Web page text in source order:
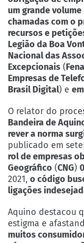
um grande
chamadas com o
recursos e
Legião da Boa
Nacional das
Excepcionais (
Empresas de
Brasil Digital) e
O relator do
Bandeira de
rever a norma
publicado em
rol de empresas
Geográfico (CNG)
2021, o código
ligações
Aquino destacou
estigma e
muitos